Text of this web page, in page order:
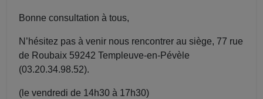
Bonne consultation à tous,
N’hésitez pas à venir nous rencontrer au siège, 77 rue
de Roubaix 59242 Templeuve-en-Pévèle
(03.20.34.98.52).
(le vendredi de 14h30 à 17h30)